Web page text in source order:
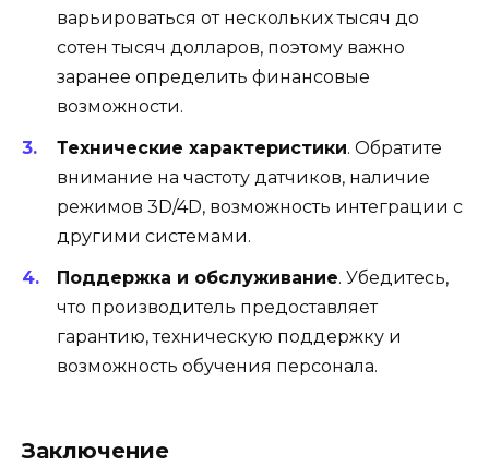
варьироваться от нескольких тысяч до
сотен тысяч долларов, поэтому важно
заранее определить финансовые
возможности.
Технические характеристики. Обратите
внимание на частоту датчиков, наличие
режимов 3D/4D, возможность интеграции с
другими системами.
Поддержка и обслуживание. Убедитесь,
что производитель предоставляет
гарантию, техническую поддержку и
возможность обучения персонала.
Заключение